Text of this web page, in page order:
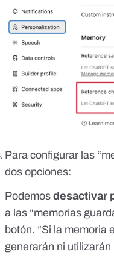
Para configurar las
dos opciones:
Podemos desactivar
a las “memorias
botón. “Si la memoria
generarán ni utilizarán